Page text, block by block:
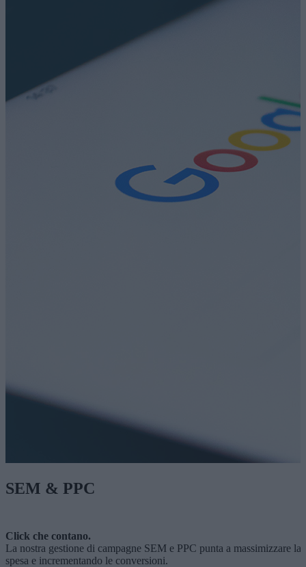
SEM & PPC
Click che contano.
La nostra gestione di campagne SEM e PPC punta a massimizzare
spesa e incrementando le conversioni.